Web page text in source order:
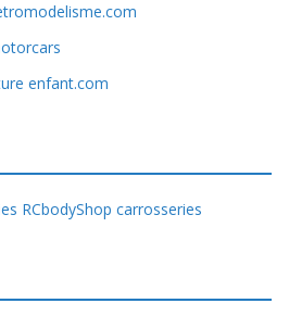
enfant.com
RCbodyShop carrosseries